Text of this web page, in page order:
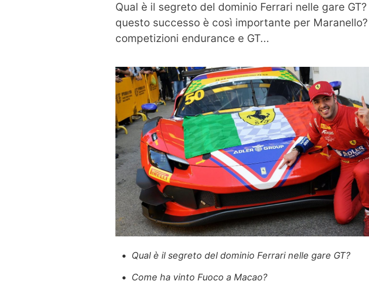
Qual è il segreto del dominio Ferrari nelle gare
questo successo è così importante per
competizioni endurance e GT...
Qual è il segreto del dominio Ferrari nelle gare GT?
Come ha vinto Fuoco a Macao?